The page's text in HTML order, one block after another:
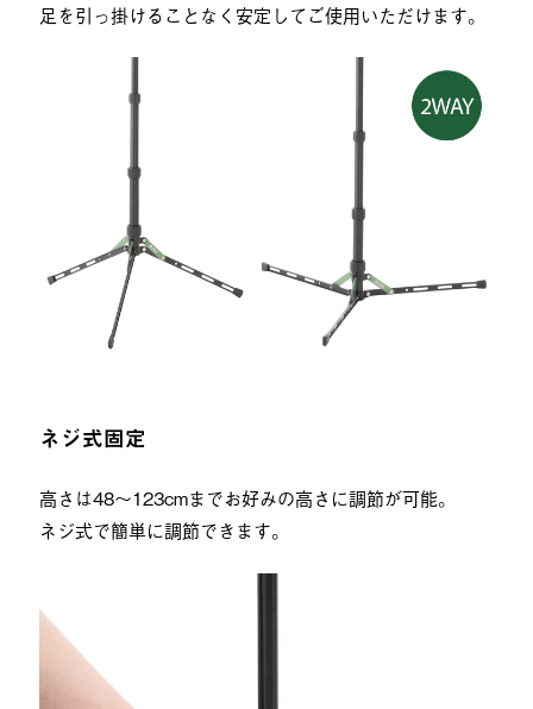
足を引っ掛けることなく安定してご使用いただけます。
ネジ式固定
高さは48～123cmまでお好みの高さに調節が可能。
ネジ式で簡単に調節できます。